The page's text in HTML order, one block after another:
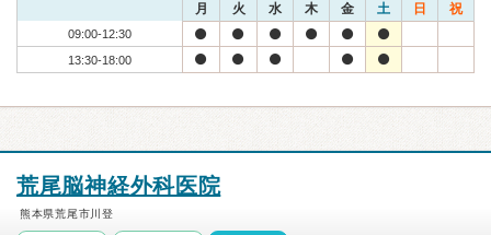
月 火 水 木 金 土 日 祝
09:00-12:30
13:30-18:00
荒尾脳神経外科医院
熊本県荒尾市川登